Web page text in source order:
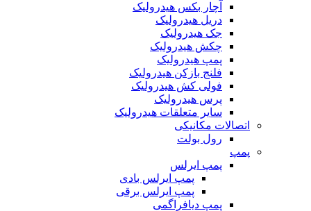
آچار بکس هیدرولیک
دریل هیدرولیک
جک هیدرولیک
چکش هیدرولیک
پمپ هیدرولیک
فلنج بازکن هیدرولیک
فولی کش هیدرولیک
پرس هیدرولیک
سایر متعلقات هیدرولیک
اتصالات مکانیکی
رول بولت
پمپ
پمپ ایرلس
پمپ ایرلس بادی
پمپ ایرلس برقی
پمپ دیافراگمی